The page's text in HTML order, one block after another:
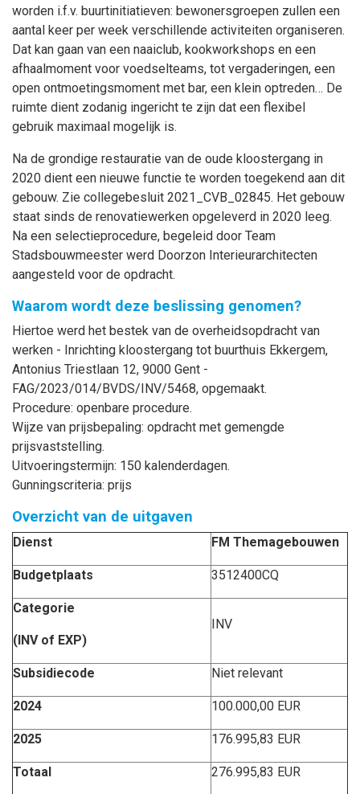
worden i.f.v. buurtinitiatieven: bewonersgroepen zullen een
aantal keer per week verschillende activiteiten organiseren.
Dat kan gaan van een naaiclub, kookworkshops en een
afhaalmoment voor voedselteams, tot vergaderingen, een
open ontmoetingsmoment met bar, een klein optreden… De
ruimte dient zodanig ingericht te zijn dat een flexibel
gebruik maximaal mogelijk is.
Na de grondige restauratie van de oude kloostergang in
2020 dient een nieuwe functie te worden toegekend aan dit
gebouw. Zie collegebesluit 2021_CVB_02845. Het gebouw
staat sinds de renovatiewerken opgeleverd in 2020 leeg.
Na een selectieprocedure, begeleid door Team
Stadsbouwmeester werd Doorzon Interieurarchitecten
aangesteld voor de opdracht.
Waarom wordt deze beslissing genomen?
Hiertoe werd het bestek van de overheidsopdracht van
werken - Inrichting kloostergang tot buurthuis Ekkergem,
Antonius Triestlaan 12, 9000 Gent -
FAG/2023/014/BVDS/INV/5468, opgemaakt.
Procedure: openbare procedure.
Wijze van prijsbepaling: opdracht met gemengde
prijsvaststelling.
Uitvoeringstermijn: 150 kalenderdagen.
Gunningscriteria: prijs
Overzicht van de uitgaven
Dienst FM Themagebouwen
Budgetplaats 3512400CQ
Categorie
(INV of EXP)
INV
Subsidiecode Niet relevant
2024 100.000,00 EUR
2025 176.995,83 EUR
Totaal 276.995,83 EUR